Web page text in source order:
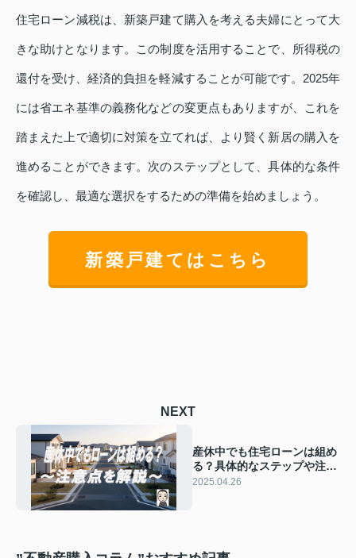
住宅ローン減税は、新築戸建て購入を考える夫婦にとって大
きな助けとなります。この制度を活用することで、所得税の
還付を受け、経済的負担を軽減することが可能です。2025年
には省エネ基準の義務化などの変更点もありますが、これを
踏まえた上で適切に対策を立てれば、より賢く新居の購入を
進めることができます。次のステップとして、具体的な条件
を確認し、最適な選択をするための準備を始めましょう。
新築戸建てはこちら
NEXT
産休中でも住宅ローンは組め
る？具体的なステップや注意
点を解説
2025.04.26